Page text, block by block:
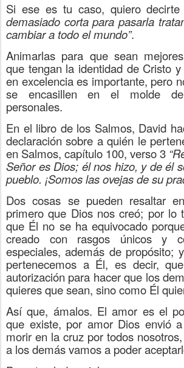
Si ese es tu caso, quiero decirte
demasiado corta para pasarla
cambiar a todo el mundo”.
Animarlas para que sean
que tengan la identidad de Cristo
en excelencia es importante, pero
se encasillen en el molde
personales.
En el libro de los Salmos, David
declaración sobre a quién le
en Salmos, capítulo 100, verso 3
Señor es Dios; él nos hizo, y de él
pueblo. ¡Somos las ovejas de su
Dos cosas se pueden resaltar
primero que Dios nos creó; por lo
que Él no se ha equivocado
creado con rasgos únicos y
especiales, además de propósito;
pertenecemos a Él, es decir,
autorización para hacer que los
quieres que sean, sino como Él
Así que, ámalos. El amor es el
que existe, por amor Dios envió
morir en la cruz por todos
a los demás vamos a poder